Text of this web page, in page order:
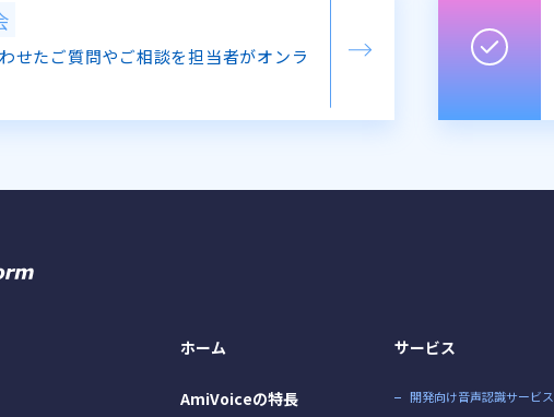
せたご質問やご相談を担当者がオンラ
ホーム
AmiVoiceの特長
サービス
開発向け音声認識サービス